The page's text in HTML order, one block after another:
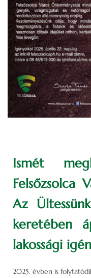
Ismét
Felsőzsolca
Az
keretében
lakossági
2025. évben is